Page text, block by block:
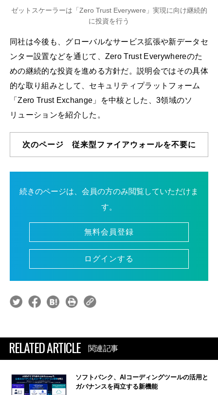
ゼットスケーラーは「Zero Trust Everywere」実現に向け継続的
に投資を行う
同社は今後も、グローバルなサービス拡張や新データセ
ンター設置などを通じて、Zero Trust Everywhereのた
めの継続的な投資を進める方針だ。説明会ではその具体
的な取り組みとして、セキュリティプラットフォーム
「Zero Trust Exchange」を中核とした、3領域のソ
リューションを紹介した。
次のページ 従来型ファイアウォールを不要に
続きのページは、会員の方のみ閲覧していただけま
す。
無料会員登録
ログインする
RELATED ARTICLE 関連記事
ソフトバンク、AIコーディングツールの活用と
ガバナンスを両立する新機能